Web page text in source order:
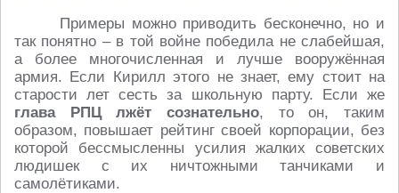
Примеры можно приводить бесконечно, но и
так понятно – в той войне победила не слабейшая,
а более многочисленная и лучше вооружённая
армия. Если Кирилл этого не знает, ему стоит на
старости лет сесть за школьную парту. Если же
глава РПЦ лжёт сознательно, то он, таким
образом, повышает рейтинг своей корпорации, без
которой бессмысленны усилия жалких советских
людишек с их ничтожными танчиками и
самолётиками.